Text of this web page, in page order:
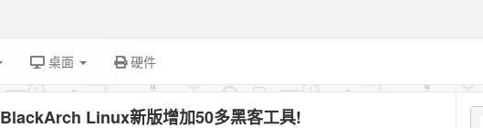
桌面 硬件
BlackArch Linux新版增加50多黑客工具!